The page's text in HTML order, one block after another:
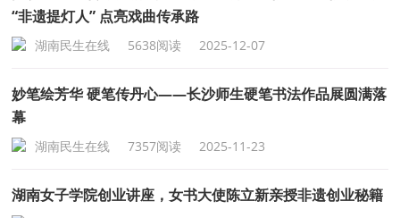
“非遗提灯人” 点亮戏曲传承路
湖南民生在线 5638阅读 2025-12-07
妙笔绘芳华 硬笔传丹心——长沙师生硬笔书法作品展圆满落
幕
湖南民生在线 7357阅读 2025-11-23
湖南女子学院创业讲座，女书大使陈立新亲授非遗创业秘籍